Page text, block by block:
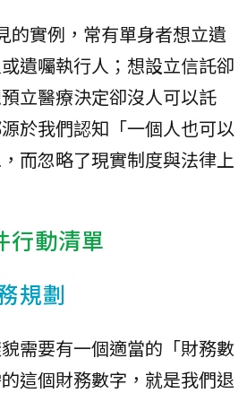
的實例，常有單身者想立遺
遺囑執行人；想設立信託卻
立醫療決定卻沒人可以託
於我們認知「一個人也可以
而忽略了現實制度與法律上
行動清單
規劃
需要有一個適當的「財務數
這個財務數字，就是我們退